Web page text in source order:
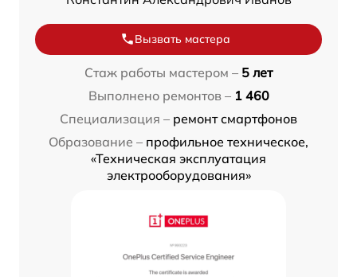
Вызвать мастера
Стаж работы мастером – 5 лет
Выполнено ремонтов – 1 460
Специализация – ремонт смартфонов
Образование – профильное техническое,
«Техническая эксплуатация
электрооборудования»